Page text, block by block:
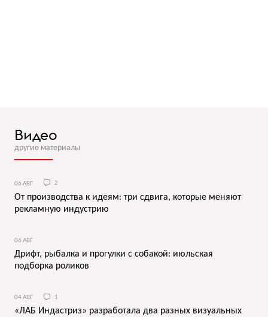
Видео
другие материалы
06 АВГ 2
От производства к идеям: три сдвига, которые меняют
рекламную индустрию
06 АВГ
Дрифт, рыбалка и прогулки с собакой: июльская
подборка роликов
04 АВГ 1
«ЛАБ Индастриз» разработала два разных визуальных